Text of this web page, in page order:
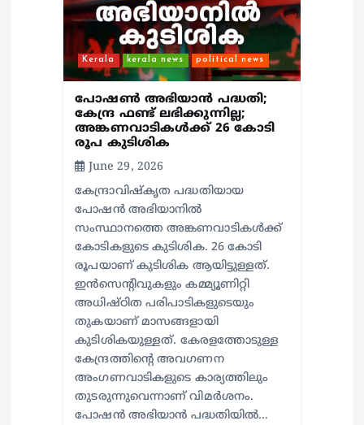
Kerala kerala news political news
പോഷണ്‍ അഭിയാന്‍ പദ്ധതി;
കേന്ദ്ര ഫണ്ട് ലഭിക്കുന്നില്ല;
അങ്കണവാടികള്‍ക്ക് 26 കോടി
രൂപ കുടിശിക
June 29, 2026
കേന്ദ്രാവിഷ്‌കൃത പദ്ധതിയായ
പോഷന്‍ അഭിയാനില്‍
സംസ്ഥാനത്തെ അങ്കണവാടികള്‍ക്ക്
കോടികളുടെ കുടിശിക. 26 കോടി
രൂപയാണ് കുടിശിക ആയിട്ടുള്ളത്.
ഇന്‍സെന്റിവുകളും കമ്മ്യൂണിറ്റി
അധിഷ്ഠിത പരിപാടികളുടെയും
തുകയാണ് മാസങ്ങളായി
കുടിശികയുള്ളത്. കേരളത്തോടുള്ള
കേന്ദ്രത്തിന്റെ അവഗണന
അംഗണവാടികളുടെ കാര്യത്തിലും
തുടരുന്നുവെന്നാണ് വിമര്‍ശനം.
പോഷന്‍ അഭിയാന്‍ പദ്ധതിയില്‍…